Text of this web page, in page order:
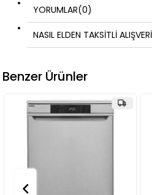
YORUMLAR(0)
NASIL ELDEN TAKSİTLİ
Benzer Ürünler